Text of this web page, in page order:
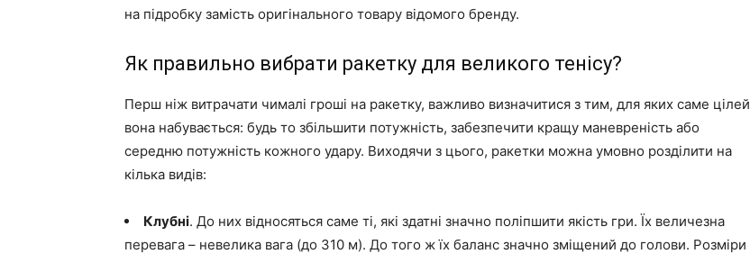
на підробку замість оригінального товару відомого бренду.
Як правильно вибрати ракетку для великого тенісу?
Перш ніж витрачати чималі гроші на ракетку, важливо визначитися з тим, для яких саме цілей
вона набувається: будь то збільшити потужність, забезпечити кращу маневреність або
середню потужність кожного удару. Виходячи з цього, ракетки можна умовно розділити на
кілька видів:
Клубні. До них відносяться саме ті, які здатні значно поліпшити якість гри. Їх величезна
перевага – невелика вага (до 310 м). До того ж їх баланс значно зміщений до голови. Розміри